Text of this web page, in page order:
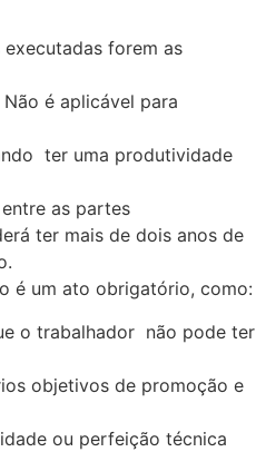
forem as
é aplicável para
ter uma produtividade
as partes
ter mais de dois anos de
é um ato obrigatório, como:
o trabalhador não pode ter
objetivos de promoção e
ou perfeição técnica